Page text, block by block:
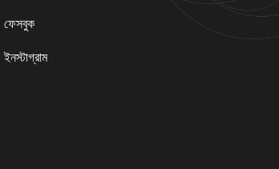
ফেসবুক
ইনস্টাগ্রাম